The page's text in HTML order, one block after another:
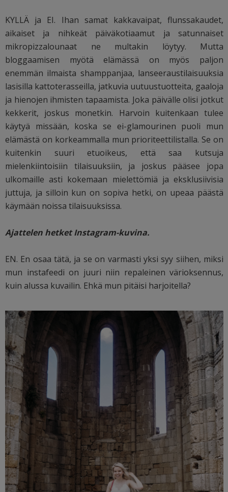
KYLLÄ ja EI. Ihan samat kakkavaipat, flunssakaudet,
aikaiset ja nihkeät päiväkotiaamut ja satunnaiset
mikropizzalounaat ne multakin löytyy. Mutta
bloggaamisen myötä elämässä on myös paljon
enemmän ilmaista shamppanjaa, lanseeraustilaisuuksia
lasisilla kattoterasseilla, jatkuvia uutuustuotteita, gaaloja
ja hienojen ihmisten tapaamista. Joka päivälle olisi jotkut
kekkerit, joskus monetkin. Harvoin kuitenkaan tulee
käytyä missään, koska se ei-glamourinen puoli mun
elämästä on korkeammalla mun prioriteettilistalla. Se on
kuitenkin suuri etuoikeus, että saa kutsuja
mielenkiintoisiin tilaisuuksiin, ja joskus pääsee jopa
ulkomaille asti kokemaan mielettömiä ja eksklusiivisia
juttuja, ja silloin kun on sopiva hetki, on upeaa päästä
käymään noissa tilaisuuksissa.
Ajattelen hetket Instagram-kuvina.
EN. En osaa tätä, ja se on varmasti yksi syy siihen, miksi
mun instafeedi on juuri niin repaleinen värioksennus,
kuin alussa kuvailin. Ehkä mun pitäisi harjoitella?